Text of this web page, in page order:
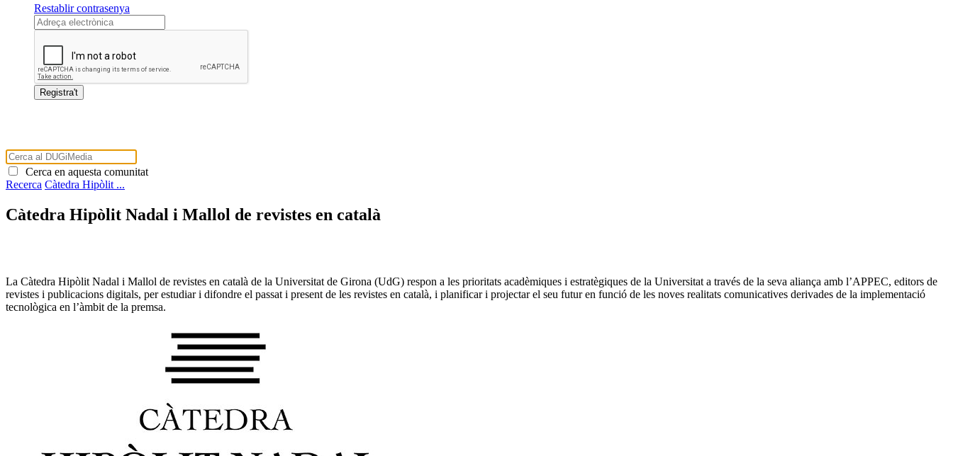
Restablir contrasenya
Cerca en aquesta comunitat
Recerca Càtedra Hipòlit ...
Càtedra Hipòlit Nadal i Mallol de revistes en català
La Càtedra Hipòlit Nadal i Mallol de revistes en català de la Universitat de Girona (UdG) respon a les prioritats acadèmiques i estratègiques de la Universitat a través de la seva aliança amb l’APPEC, editors de
revistes i publicacions digitals, per estudiar i difondre el passat i present de les revistes en català, i planificar i projectar el seu futur en funció de les noves realitats comunicatives derivades de la implementació
tecnològica en l’àmbit de la premsa.